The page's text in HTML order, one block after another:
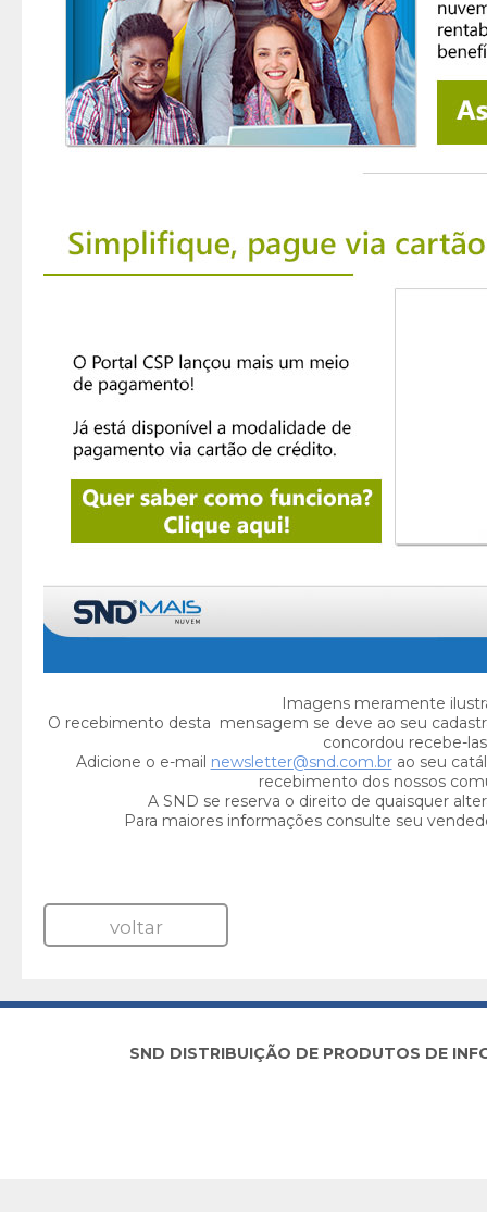
Imagens meramente
O recebimento desta mensagem se deve ao seu
concordou recebe-
Adicione o e-mail newsletter@snd.com.brao seu
recebimento dos nossos
A SND se reserva o direito de quaisquer
Para maiores informações consulte seu
voltar
SND DISTRIBUIÇÃO DE PRODUTOS DE